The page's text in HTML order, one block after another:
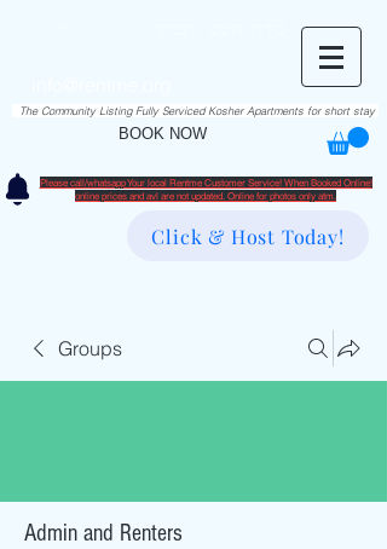
BOOK NOW
The Community Listing Fully Serviced Kosher Apartments for short stay
Please call/whatsapp Your local Rentme Customer Service! When Booked Online!
​online prices and avl are not updated. Online for photos only atm.
Click & Host Today!
Groups
Admin and Renters